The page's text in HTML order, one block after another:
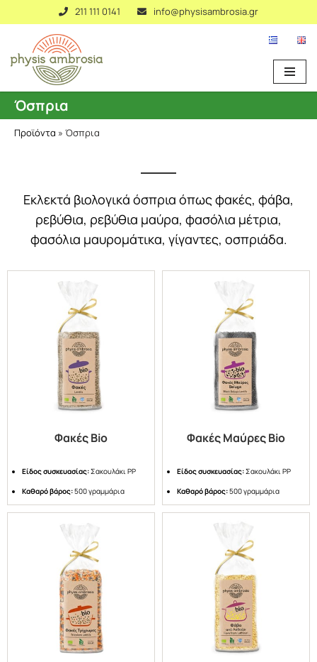
Μεταπηδήστε
στο
περιεχόμενο
211 111 0141 info@physisambrosia.gr
Όσπρια
Προϊόντα » Όσπρια
Εκλεκτά βιολογικά όσπρια όπως φακές, φάβα,
ρεβύθια, ρεβύθια μαύρα, φασόλια μέτρια,
φασόλια μαυρομάτικα, γίγαντες, οσπριάδα.
Φακές Bio
Είδος συσκευασίας:Σακουλάκι PP
Καθαρό βάρος:500 γραμμάρια
Φακές Μαύρες Bio
Είδος συσκευασίας:Σακουλάκι PP
Καθαρό βάρος:500 γραμμάρια